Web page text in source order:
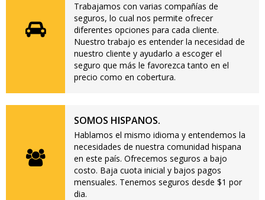
Trabajamos con varias compañías de
seguros, lo cual nos permite ofrecer
diferentes opciones para cada cliente.
Nuestro trabajo es entender la necesidad de
nuestro cliente y ayudarlo a escoger el
seguro que más le favorezca tanto en el
precio como en cobertura.
SOMOS HISPANOS.
Hablamos el mismo idioma y entendemos la
necesidades de nuestra comunidad hispana
en este país. Ofrecemos seguros a bajo
costo. Baja cuota inicial y bajos pagos
mensuales. Tenemos seguros desde $1 por
dia.